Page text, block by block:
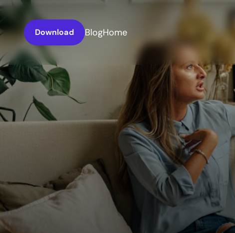
Home
Blog
Download